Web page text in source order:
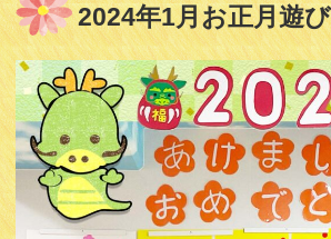
2024年1月お正月遊